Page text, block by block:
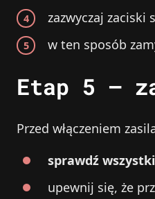
zazwyczaj zaciski
w ten sposób
Etap 5 –
Przed włączeniem
sprawdź
upewnij się, że